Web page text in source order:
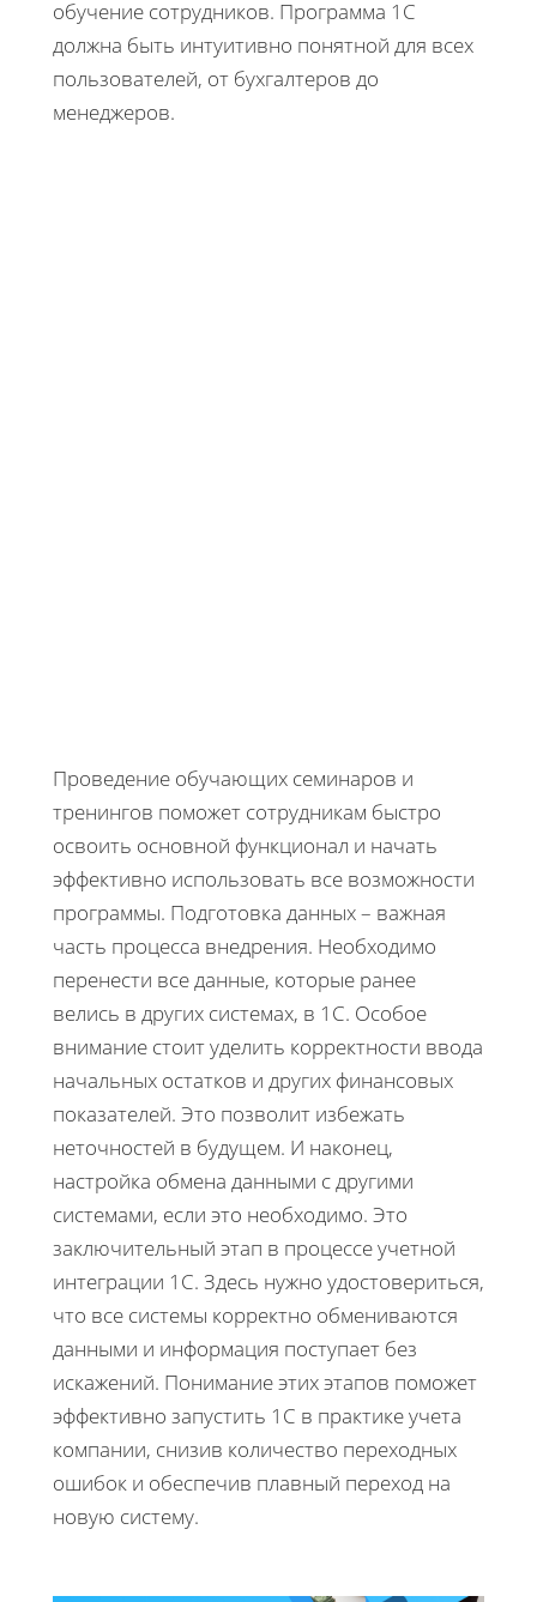
обучение сотрудников. Программа 1С
должна быть интуитивно понятной для всех
пользователей, от бухгалтеров до
менеджеров.
Проведение обучающих семинаров и
тренингов поможет сотрудникам быстро
освоить основной функционал и начать
эффективно использовать все возможности
программы. Подготовка данных – важная
часть процесса внедрения. Необходимо
перенести все данные, которые ранее
велись в других системах, в 1С. Особое
внимание стоит уделить корректности ввода
начальных остатков и других финансовых
показателей. Это позволит избежать
неточностей в будущем. И наконец,
настройка обмена данными с другими
системами, если это необходимо. Это
заключительный этап в процессе учетной
интеграции 1С. Здесь нужно удостовериться,
что все системы корректно обмениваются
данными и информация поступает без
искажений. Понимание этих этапов поможет
эффективно запустить 1С в практике учета
компании, снизив количество переходных
ошибок и обеспечив плавный переход на
новую систему.